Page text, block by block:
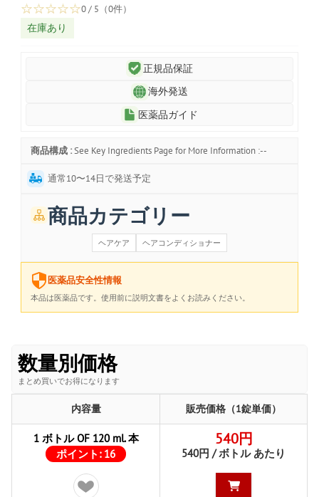
☆☆☆☆☆0 / 5（0件）
在庫あり
正規品保証
海外発送
医薬品ガイド
商品構成 : See Key Ingredients Page for More Information :--
通常10〜14日で発送予定
商品カテゴリー
ヘアケア ヘアコンディショナー
医薬品安全性情報
本品は医薬品です。使用前に説明文書をよくお読みください。
数量別価格
まとめ買いでお得になります
内容量 販売価格（1錠単価）
1 ボトル OF 120 ml. 本
ポイント: 16
540円
540円 / ボトル あたり